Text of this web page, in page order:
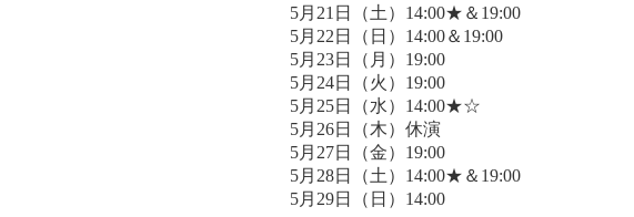
5月21日（土）14:00★＆19:00
5月22日（日）14:00＆19:00
5月23日（月）19:00
5月24日（火）19:00
5月25日（水）14:00★☆
5月26日（木）休演
5月27日（金）19:00
5月28日（土）14:00★＆19:00
5月29日（日）14:00